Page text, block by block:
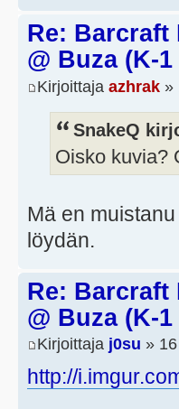
Re: Barcraft
@ Buza (K-1
Kirjoittaja azhrak »
SnakeQ
Oisko kuvia?
Mä en
löydän.
Re: Barcraft
@ Buza (K-1
Kirjoittaja j0su »
http://